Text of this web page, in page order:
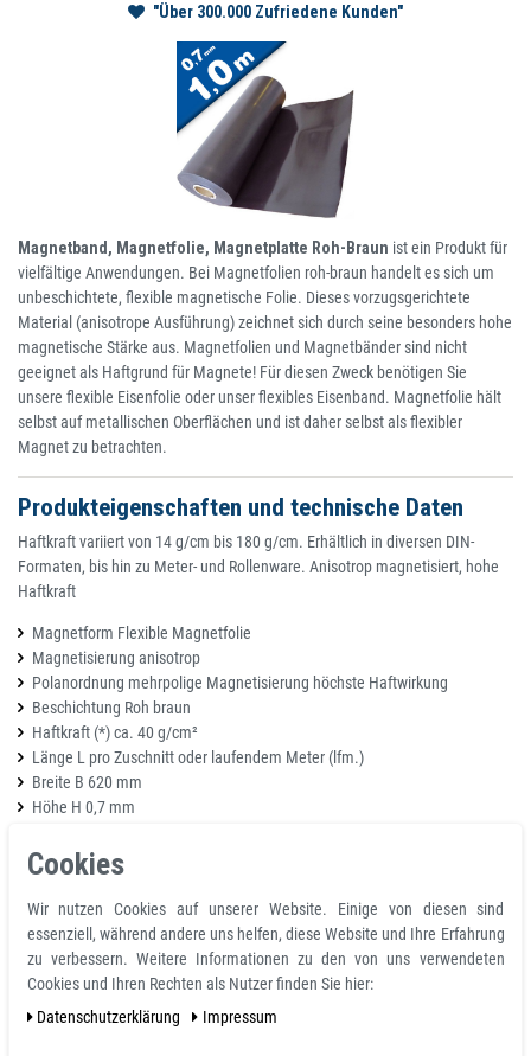
"Über 300.000 Zufriedene Kunden"
Magnetband, Magnetfolie, Magnetplatte Roh-Braun ist ein Produkt für
vielfältige Anwendungen. Bei Magnetfolien roh-braun handelt es sich um
unbeschichtete, flexible magnetische Folie. Dieses vorzugsgerichtete
Material (anisotrope Ausführung) zeichnet sich durch seine besonders hohe
magnetische Stärke aus. Magnetfolien und Magnetbänder sind nicht
geeignet als Haftgrund für Magnete! Für diesen Zweck benötigen Sie
unsere flexible Eisenfolie oder unser flexibles Eisenband. Magnetfolie hält
selbst auf metallischen Oberflächen und ist daher selbst als flexibler
Magnet zu betrachten.
Produkteigenschaften und technische Daten
Haftkraft variiert von 14 g/cm bis 180 g/cm. Erhältlich in diversen DIN-
Formaten, bis hin zu Meter- und Rollenware. Anisotrop magnetisiert, hohe
Haftkraft
Magnetform Flexible Magnetfolie
Magnetisierung anisotrop
Polanordnung mehrpolige Magnetisierung höchste Haftwirkung
Beschichtung Roh braun
Haftkraft (*) ca. 40 g/cm²
Länge L pro Zuschnitt oder laufendem Meter (lfm.)
Breite B 620 mm
Höhe H 0,7 mm
Gewicht ca. 1.488 g / lfm.
Temperaturbereich: -30°C bis +60°C, kurzfristig bis 80 °C
Haftkraft bei Raumtemperatur: >= 40 g/cm² bei einem Luftspalt von 0
mm, auf 10mm polierten Stahlplatte
Einsatzgebiete
Cookies
Wir nutzen Cookies auf unserer Website. Einige von diesen sind
essenziell, während andere uns helfen, diese Website und Ihre Erfahrung
zu verbessern. Weitere Informationen zu den von uns verwendeten
Cookies und Ihren Rechten als Nutzer finden Sie hier:
Daten­schutz­erklärung
Impressum